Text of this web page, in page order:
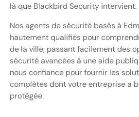
là que Blackbird Security intervient.
Nos agents de sécurité basés à
hautement qualifiés pour
de la ville, passant facilement des
sécurité avancées à une aide
nous confiance pour fournir les
complètes dont votre entreprise a
protégée.